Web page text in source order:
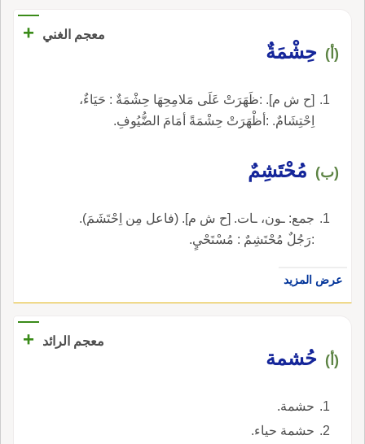
معجم الغني +
(أ) حِشْمَةٌ
[ح ش م]. :ظَهَرَتْ عَلَى مَلامِحِهَا حِشْمَةٌ : حَيَاءٌ،
اِحْتِشَامٌ. :أظْهَرَتْ حِشْمَةً أمَامَ الضُّيُوفِ.
(ب) مُحْتَشِمٌ
جمع: ـون، ـات. [ح ش م]. (فاعل مِن اِحْتَشَمَ).
:رَجُلٌ مُحْتَشِمٌ : مُسْتَحْيٍ.
عرض المزيد
معجم الرائد +
(أ) حُشمة
حشمة.
حشمة حياء.